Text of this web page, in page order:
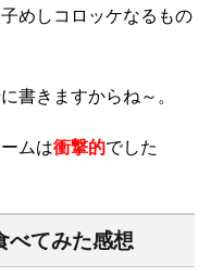
めしコロッケなるもの
書きますからね～。
ムは衝撃的でした
べてみた感想